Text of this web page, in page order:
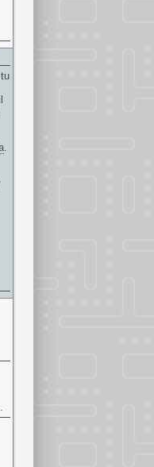
.